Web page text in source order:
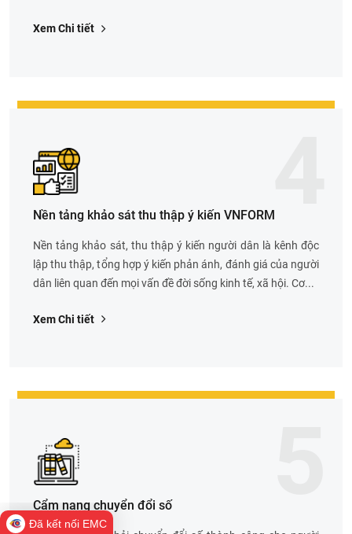
Xem Chi tiết
Nền tảng khảo sát thu thập ý kiến VNFORM
Nền tảng khảo sát, thu thập ý kiến người dân là kênh độc
lập thu thập, tổng hợp ý kiến phản ánh, đánh giá của người
dân liên quan đến mọi vấn đề đời sống kinh tế, xã hội. Cơ...
Xem Chi tiết
Cẩm nang chuyển đổi số
Đã kết nối EMC